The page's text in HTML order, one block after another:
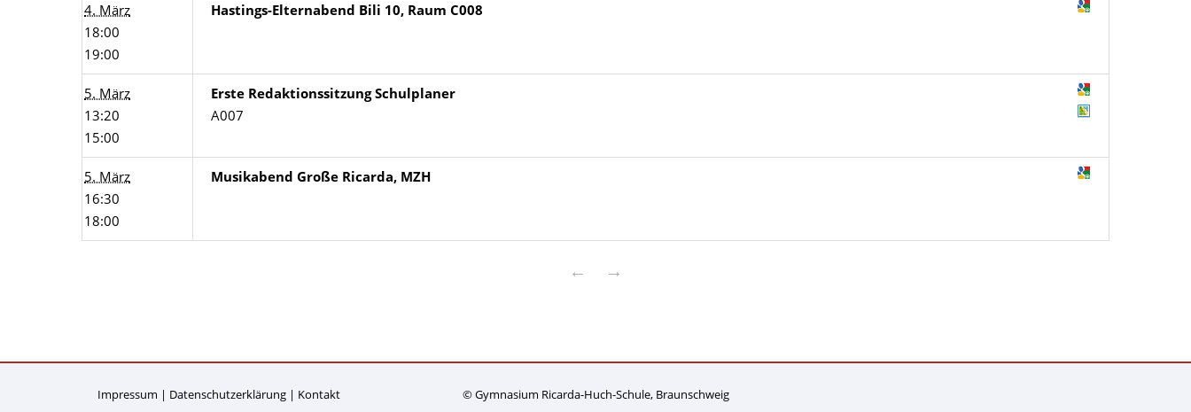
4. März
18:00
19:00
Hastings-Elternabend Bili 10, Raum C008
5. März
13:20
15:00
Erste Redaktionssitzung Schulplaner
A007
5. März
16:30
18:00
Musikabend Große Ricarda, MZH
← →
Impressum Datenschutzerklärung Kontakt © Gymnasium Ricarda-Huch-Schule, Braunschweig